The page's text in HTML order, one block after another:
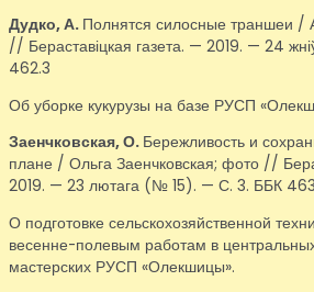
Дудко, А. Полнятся силосные траншеи /
// Бераставіцкая газета. — 2019. — 24
462.3
Об уборке кукурузы на базе РУСП
Заенчковская, О. Бережливость и
плане / Ольга Заенчковская; фото //
2019. — 23 лютага (№ 15). — С. 3. ББК 463
О подготовке сельскохозяйственной
весенне-полевым работам в
мастерских РУСП «Олекшицы».